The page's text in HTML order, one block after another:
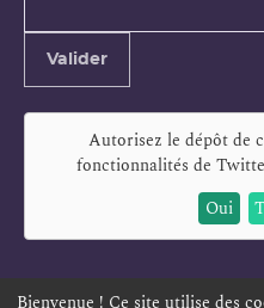
Valider
Autorisez le dépôt de
fonctionnalités de
Oui
Bienvenue ! Ce site utilise des